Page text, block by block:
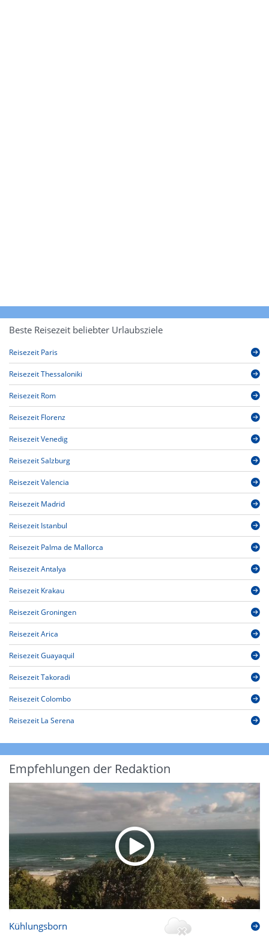
Beste Reisezeit beliebter Urlaubsziele
Reisezeit Paris
Reisezeit Thessaloniki
Reisezeit Rom
Reisezeit Florenz
Reisezeit Venedig
Reisezeit Salzburg
Reisezeit Valencia
Reisezeit Madrid
Reisezeit Istanbul
Reisezeit Palma de Mallorca
Reisezeit Antalya
Reisezeit Krakau
Reisezeit Groningen
Reisezeit Arica
Reisezeit Guayaquil
Reisezeit Takoradi
Reisezeit Colombo
Reisezeit La Serena
Empfehlungen der Redaktion
Kühlungsborn